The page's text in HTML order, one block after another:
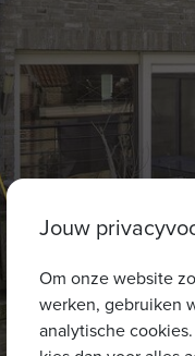
Jouw
Om onze website
werken, gebruiken
analytische